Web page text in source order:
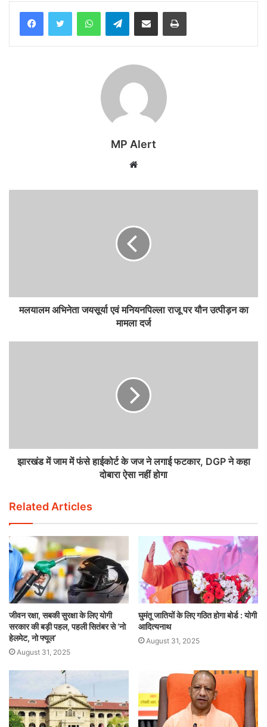
WhatsAppTelegramShare via Email Print
MP Alert
Website
मलयालम अभिनेता जयसूर्या एवं मनियनपिल्ला राजू पर यौन उत्पीड़न का
मामला दर्ज
झारखंड में जाम में फंसे हाईकोर्ट के जज ने लगाई फटकार, DGP ने कहा
दोबारा ऐसा नहीं होगा
Related Articles
जीवन रक्षा, सबकी सुरक्षा के लिए योगी
सरकार की बड़ी पहल, पहली सितंबर से ‘नो
हेलमेट, नो फ्यूल’
August 31, 2025
घुमंतू जातियों के लिए गठित होगा बोर्ड : योगी
आदित्यनाथ
August 31, 2025